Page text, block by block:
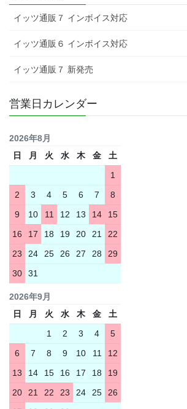
イッツ通販７ インボイス対応
イッツ通販６ インボイス対応
イッツ通販７ 新発売
営業日カレンダー
2026年8月
日
月 火 水 木 金
土
1
2
3 4 5 6 7
8
9
10 11 12 13 14
15
16
17 18 19 20 21
22
23
24 25 26 27 28
29
30
31
2026年9月
日
月 火 水 木 金
土
1
2 3 4
5
6
7 8 9 10 11
12
13
14 15 16 17 18
19
20
21 22 23 24 25
26